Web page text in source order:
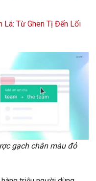
Lá: Từ Ghen Tị Đến Lối
gạch chân màu đỏ